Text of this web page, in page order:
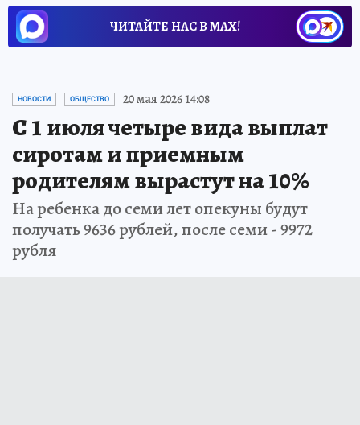
ЧИТАЙТЕ НАС В МАХ!
НОВОСТИ ОБЩЕСТВО 20 мая 2026 14:08
С 1 июля четыре вида выплат
сиротам и приемным
родителям вырастут на 10%
На ребенка до семи лет опекуны будут
получать 9636 рублей, после семи - 9972
рубля